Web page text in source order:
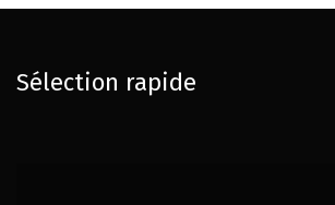
Sélection rapide